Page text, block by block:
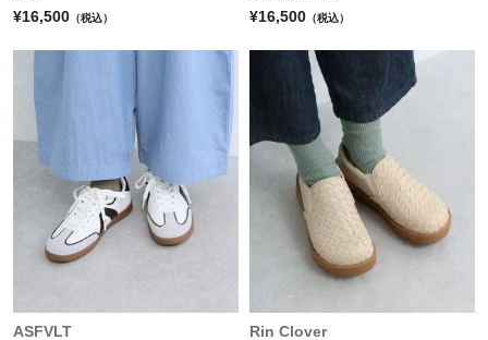
¥16,500 （税込）
¥16,500 （税込）
ASFVLT
Rin Clover